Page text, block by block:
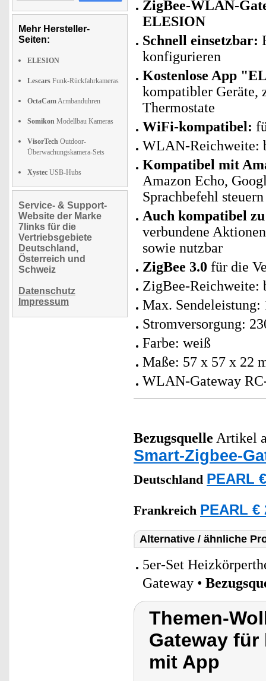
Mehr Hersteller-
Seiten:
ELESION
Lescars Funk-Rückfahrkameras
OctaCamArmbanduhren
Somikon Modellbau Kameras
VisorTech Outdoor-
Überwachungskamera-Sets
Xystec USB-Hubs
Service- & Support-
Website der Marke
7links für die
Vertriebsgebiete
Deutschland,
Österreich und
Schweiz
Datenschutz
Impressum
ZigBee-WLAN-
ELESION
Schnell einsetzbar:
konfigurieren
Kostenlose App
kompatibler Geräte,
Thermostate
WiFi-kompatibel:
WLAN-Reichweite:
Kompatibel mit
Amazon Echo,
Sprachbefehl steuern
Auch kompatibel
verbundene
sowie nutzbar
ZigBee 3.0 für die
ZigBee-Reichweite:
Max. Sendeleistung:
Stromversorgung:
Farbe: weiß
Maße: 57 x 57 x 22
WLAN-Gateway
Bezugsquelle Artikel
Smart-Zigbee-
Deutschland PEARL
Frankreich PEARL €
Alternative / ähnliche
5er-Set
Gateway •
Themen-
Gateway für
mit App